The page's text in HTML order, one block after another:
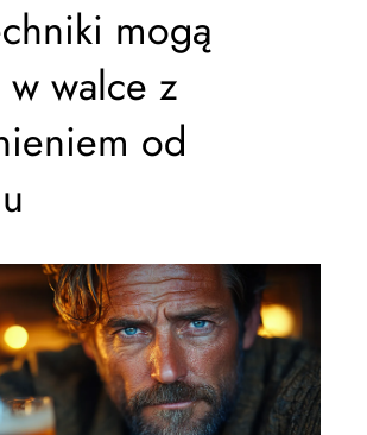
mogą
walce z
od